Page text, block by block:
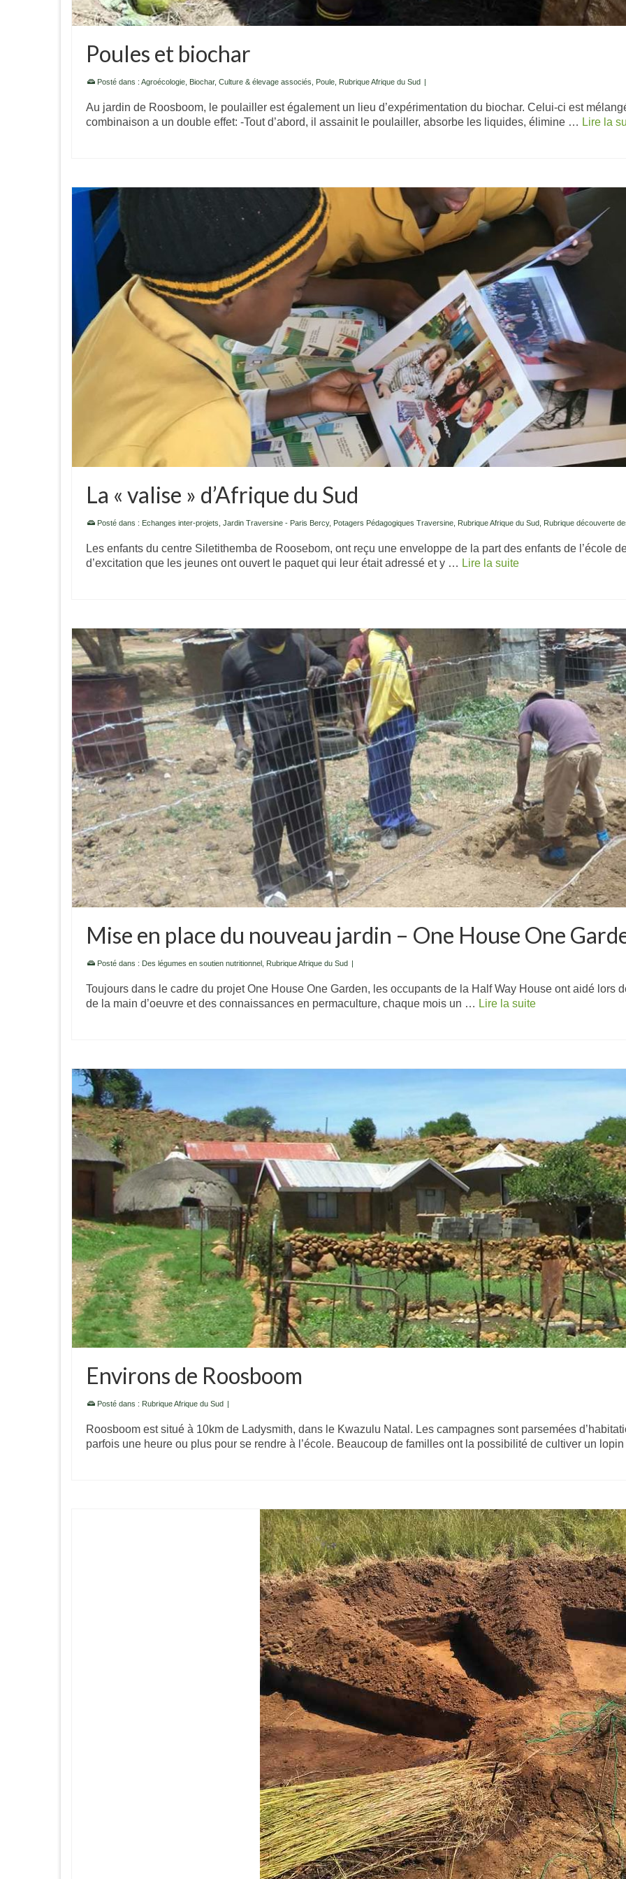
Poules et biochar
Posté dans : Agroécologie Biochar, Culture & élevage associés Poule Rubrique Afrique du Sud
Au jardin de Roosboom, le poulailler est également un lieu d’expérimentation du biochar. Celui-ci est
combinaison a un double effet: -Tout d’abord, il assainit le poulailler, absorbe les liquides, élimine … Lire la
La « valise » d’Afrique du Sud
Posté dans : Echanges inter-projets Jardin Traversine - Paris Bercy, Potagers Pédagogiques Traversine Rubrique Afrique du Sud Rubrique découverte
Les enfants du centre Siletithemba de Roosebom, ont reçu une enveloppe de la part des enfants de l’école
d’excitation que les jeunes ont ouvert le paquet qui leur était adressé et y … Lire la suite
Mise en place du nouveau jardin – One House One
Posté dans : Des légumes en soutien nutritionnel Rubrique Afrique du Sud |
Toujours dans le cadre du projet One House One Garden, les occupants de la Half Way House ont aidé lors
de la main d’oeuvre et des connaissances en permaculture, chaque mois un … Lire la suite
Environs de Roosboom
Posté dans : Rubrique Afrique du Sud |
Roosboom est situé à 10km de Ladysmith, dans le Kwazulu Natal. Les campagnes sont parsemées
parfois une heure ou plus pour se rendre à l’école. Beaucoup de familles ont la possibilité de cultiver un